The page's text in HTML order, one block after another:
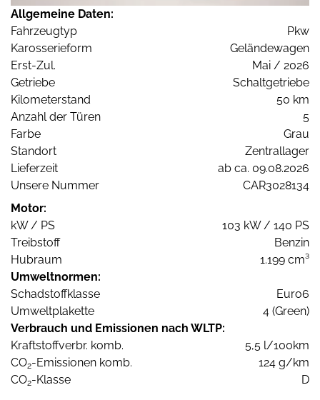
Allgemeine Daten:
Fahrzeugtyp
Pkw
Karosserieform
Geländewagen
Erst-Zul.
Mai / 2026
Getriebe
Schaltgetriebe
Kilometerstand
50 km
Anzahl der Türen
5
Farbe
Grau
Standort
Zentrallager
Lieferzeit
ab ca. 09.08.2026
Unsere Nummer
CAR3028134
Motor:
kW / PS
103 kW / 140 PS
Treibstoff
Benzin
Hubraum
1.199 cm³
Umweltnormen:
Schadstoffklasse
Euro6
Umweltplakette
4 (Green)
Verbrauch und Emissionen nach WLTP:
Kraftstoffverbr. komb.
5,5 l/100km
CO2-Emissionen komb.
124 g/km
CO2-Klasse D